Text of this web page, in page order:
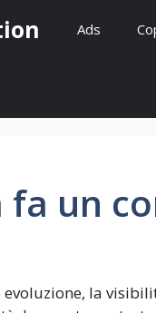
Ads
fa un
la